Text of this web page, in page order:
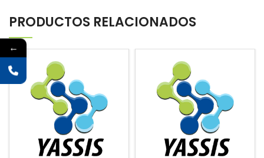
PRODUCTOS RELACIONADOS
←